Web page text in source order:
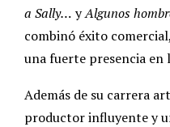
a Sally… yAlgunos
combinó éxito
una fuerte presencia
Además de su carrera
productor influyente y